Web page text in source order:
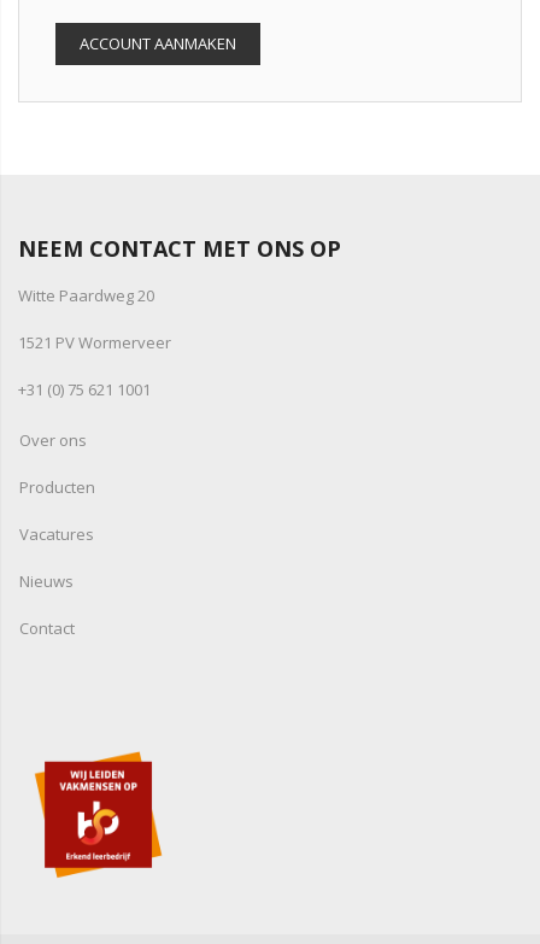
ACCOUNT AANMAKEN
NEEM CONTACT MET ONS OP
Witte Paardweg 20
1521 PV Wormerveer
+31 (0) 75 621 1001
Over ons
Producten
Vacatures
Nieuws
Contact